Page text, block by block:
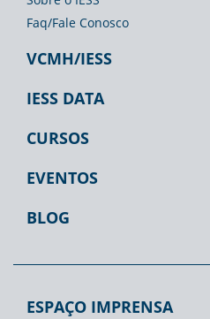
Faq/Fale Conosco
VCMH/IESS
IESS DATA
CURSOS
EVENTOS
BLOG
ESPAÇO IMPRENSA